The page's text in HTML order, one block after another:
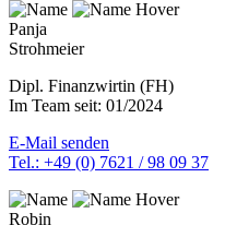
Panja
Strohmeier
Dipl. Finanzwirtin (FH)
Im Team seit: 01/2024
E-Mail senden
Tel.: +49 (0) 7621 / 98 09 37
Robin